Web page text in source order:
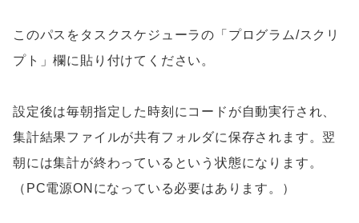
このパスをタスクスケジューラの「プログラム/スクリ
プト」欄に貼り付けてください。
設定後は毎朝指定した時刻にコードが自動実行され、
集計結果ファイルが共有フォルダに保存されます。翌
朝には集計が終わっているという状態になります。
（PC電源ONになっている必要はあります。）